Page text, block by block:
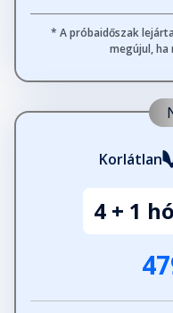
* A próbaidőszak
megújul,
Korlátlan
4 + 1